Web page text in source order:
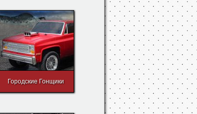
Городские Гонщики